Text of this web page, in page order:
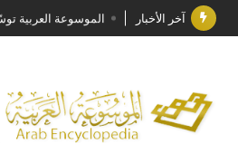
آخر الأخبار الموسوعة العربية
جائزة مجمع الملك
الأستاذ إياد خالد